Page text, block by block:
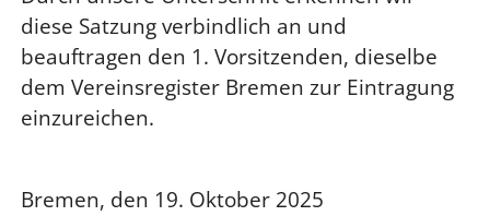
diese Satzung verbindlich an und
beauftragen den 1. Vorsitzenden, dieselbe
dem Vereinsregister Bremen zur Eintragung
einzureichen.
Bremen, den 19. Oktober 2025